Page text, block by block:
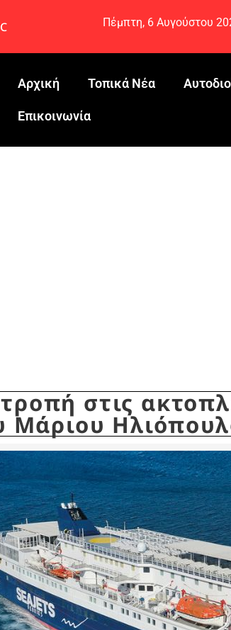
Πέμπτη, 6 Αυγούστου
Αρχική Τοπικά Νέα
Eπικοινωνία
στις
Μάριου